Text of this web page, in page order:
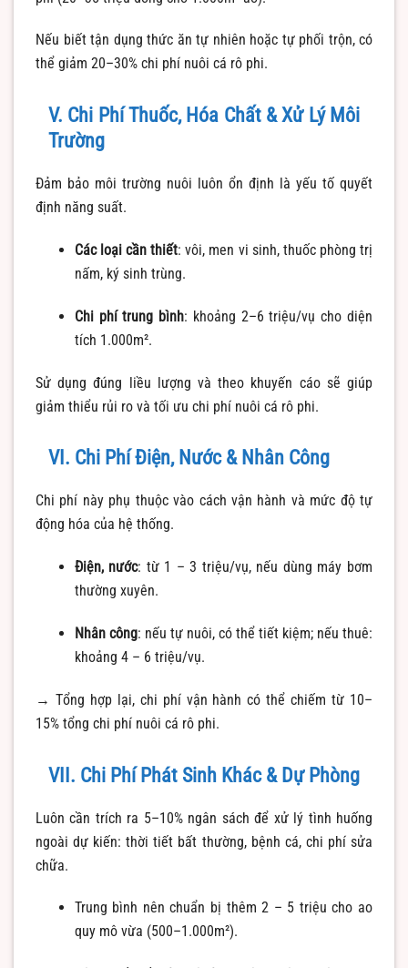
Nếu biết tận dụng thức ăn tự nhiên hoặc tự phối trộn, có
thể giảm 20–30% chi phí nuôi cá rô phi.
V. Chi Phí Thuốc, Hóa Chất & Xử Lý Môi
Trường
Đảm bảo môi trường nuôi luôn ổn định là yếu tố quyết
định năng suất.
Các loại cần thiết: vôi, men vi sinh, thuốc phòng trị
nấm, ký sinh trùng.
Chi phí trung bình: khoảng 2–6 triệu/vụ cho diện
tích 1.000m².
Sử dụng đúng liều lượng và theo khuyến cáo sẽ giúp
giảm thiểu rủi ro và tối ưu chi phí nuôi cá rô phi.
VI. Chi Phí Điện, Nước & Nhân Công
Chi phí này phụ thuộc vào cách vận hành và mức độ tự
động hóa của hệ thống.
Điện, nước: từ 1 – 3 triệu/vụ, nếu dùng máy bơm
thường xuyên.
Nhân công: nếu tự nuôi, có thể tiết kiệm; nếu thuê:
khoảng 4 – 6 triệu/vụ.
→ Tổng hợp lại, chi phí vận hành có thể chiếm từ 10–
15% tổng chi phí nuôi cá rô phi.
VII. Chi Phí Phát Sinh Khác & Dự Phòng
Luôn cần trích ra 5–10% ngân sách để xử lý tình huống
ngoài dự kiến: thời tiết bất thường, bệnh cá, chi phí sửa
chữa.
Trung bình nên chuẩn bị thêm 2 – 5 triệu cho ao
quy mô vừa (500–1.000m²).